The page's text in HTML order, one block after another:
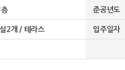
준공년도
2개 / 테라스 입주일자